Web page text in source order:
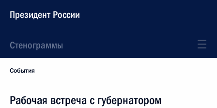
Президент России
Стенограммы
События
Рабочая встреча с губернатором